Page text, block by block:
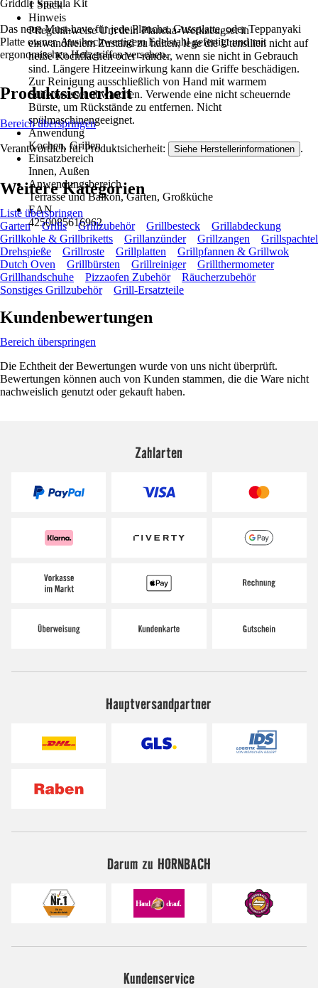
1 Stück
Hinweis
Pflegehinweise Um dein Plancha-Werkzeugset in
einwandfreiem Zustand zu halten, lege die Utensilien nicht auf
heiße Kochflächen oder -ränder, wenn sie nicht in Gebrauch
sind. Längere Hitzeeinwirkung kann die Griffe beschädigen.
Zur Reinigung ausschließlich von Hand mit warmem
Seifenwasser abwaschen. Verwende eine nicht scheuernde
Bürste, um Rückstände zu entfernen. Nicht
spülmaschinengeeignet.
Anwendung
Kochen, Grillen
Einsatzbereich
Innen, Außen
Anwendungsbereich
Terrasse und Balkon, Garten, Großküche
EAN
4250085616962
Griddle Spatula Kit
Das neue Must-have für jede Plancha, Gussplatte, oder Teppanyaki
Platte owner. Aus hochwertigem Edelstahl gefertigt und mit
ergonomischen Holzgriffen versehen.
Produktsicherheit
Bereich überspringen
Verantwortlich für Produktsicherheit: Siehe Herstellerinformationen .
Weitere Kategorien
Liste überspringen
Garten
Grills Grillzubehör Grillbesteck
Grillabdeckung
Grillkohle & Grillbriketts
Grillanzünder Grillzangen
Grillspachtel
Drehspieße
Grillroste Grillplatten
Grillpfannen & Grillwok
Dutch Oven
Grillbürsten Grillreiniger
Grillthermometer
Grillhandschuhe
Pizzaofen Zubehör
Räucherzubehör
Sonstiges Grillzubehör
Grill-Ersatzteile
Kundenbewertungen
Bereich überspringen
Die Echtheit der Bewertungen wurde von uns nicht überprüft.
Bewertungen können auch von Kunden stammen, die die Ware nicht
nachweislich genutzt oder gekauft haben.
Zahlarten
Hauptversandpartner
Darum zu HORNBACH
Kundenservice